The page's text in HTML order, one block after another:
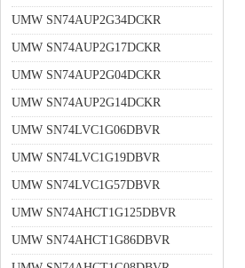
UMW SN74AUP2G34DCKR
UMW SN74AUP2G17DCKR
UMW SN74AUP2G04DCKR
UMW SN74AUP2G14DCKR
UMW SN74LVC1G06DBVR
UMW SN74LVC1G19DBVR
UMW SN74LVC1G57DBVR
UMW SN74AHCT1G125DBVR
UMW SN74AHCT1G86DBVR